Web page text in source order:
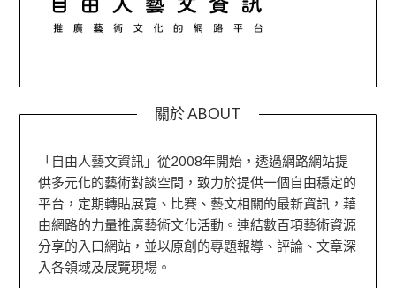
關於 ABOUT
「自由人藝文資訊」從2008年開始，透過網路網站提
供多元化的藝術對談空間，致力於提供一個自由穩定的
平台，定期轉貼展覽、比賽、藝文相關的最新資訊，藉
由網路的力量推廣藝術文化活動。連結數百項藝術資源
分享的入口網站，並以原創的專題報導、評論、文章深
入各領域及展覽現場。